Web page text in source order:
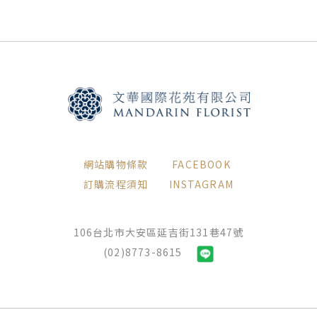
網站購物條款
訂購流程須知
FACEBOOK
INSTAGRAM
106台北市大安區延吉街131巷47號
(02)8773-8615